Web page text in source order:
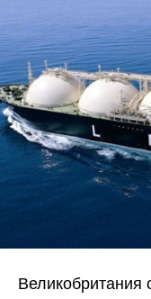
Великобритания